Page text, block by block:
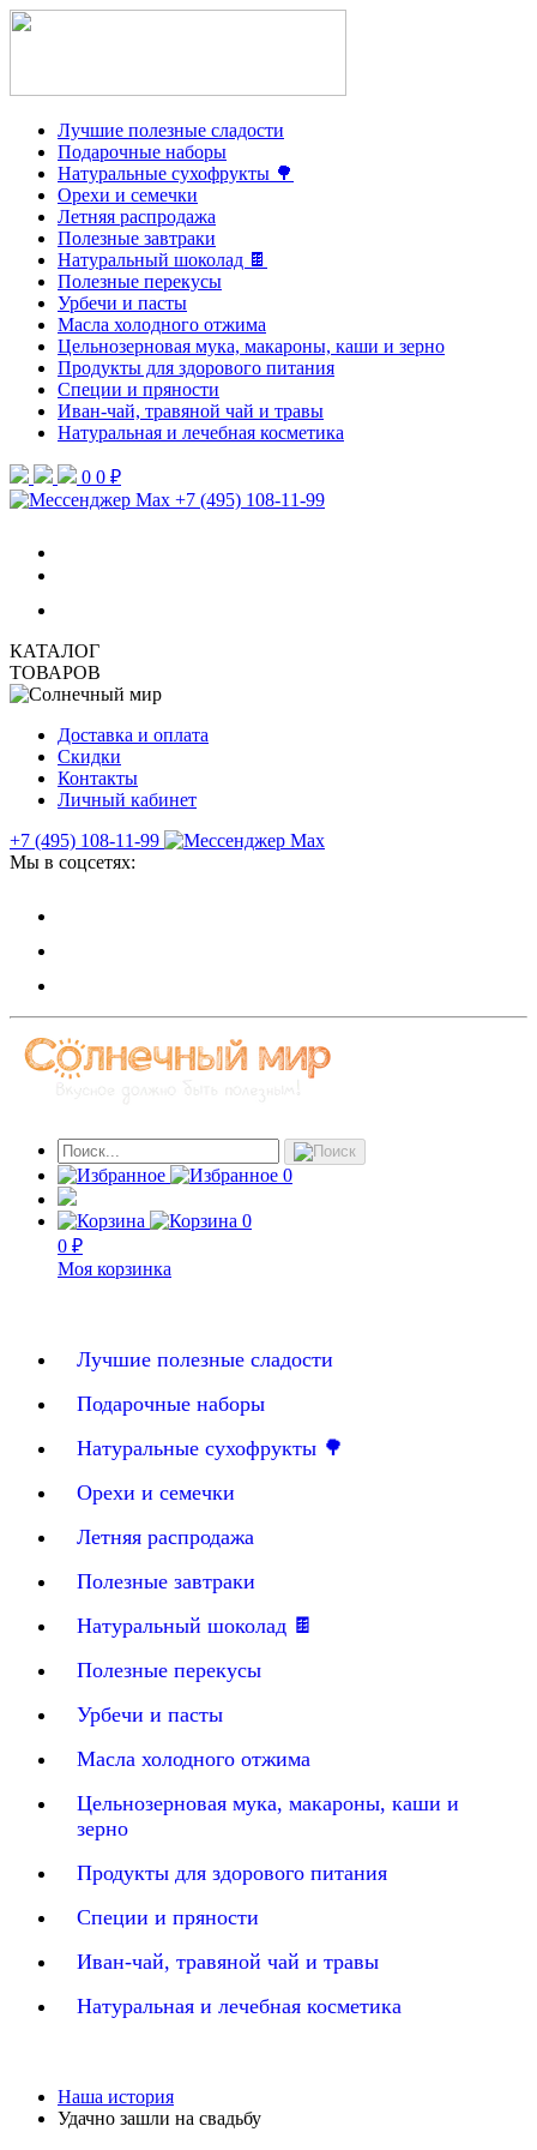
Лучшие полезные сладости
Подарочные наборы
Натуральные сухофрукты 🌳
Орехи и семечки
Летняя распродажа
Полезные завтраки
Натуральный шоколад 🍫
Полезные перекусы
Урбечи и пасты
Масла холодного отжима
Цельнозерновая мука, макароны, каши и зерно
Продукты для здорового питания
Специи и пряности
Иван-чай, травяной чай и травы
Натуральная и лечебная косметика
0 0 ₽
+7 (495) 108-11-99
КАТАЛОГ
ТОВАРОВ
Доставка и оплата
Скидки
Контакты
Личный кабинет
+7 (495) 108-11-99
Мы в соцсетях:
0
0
0 ₽
Моя корзинка
Лучшие полезные сладости
Подарочные наборы
Натуральные сухофрукты 🌳
Орехи и семечки
Летняя распродажа
Полезные завтраки
Натуральный шоколад 🍫
Полезные перекусы
Урбечи и пасты
Масла холодного отжима
Цельнозерновая мука, макароны, каши и
зерно
Продукты для здорового питания
Специи и пряности
Иван-чай, травяной чай и травы
Натуральная и лечебная косметика
Наша история
Удачно зашли на свадьбу